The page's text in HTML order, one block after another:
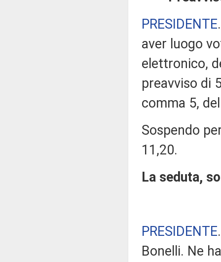
PRESIDENTE
aver luogo
elettronico,
preavviso di
comma 5,
Sospendo
11,20.
La seduta,
PRESIDENTE
Bonelli. Ne